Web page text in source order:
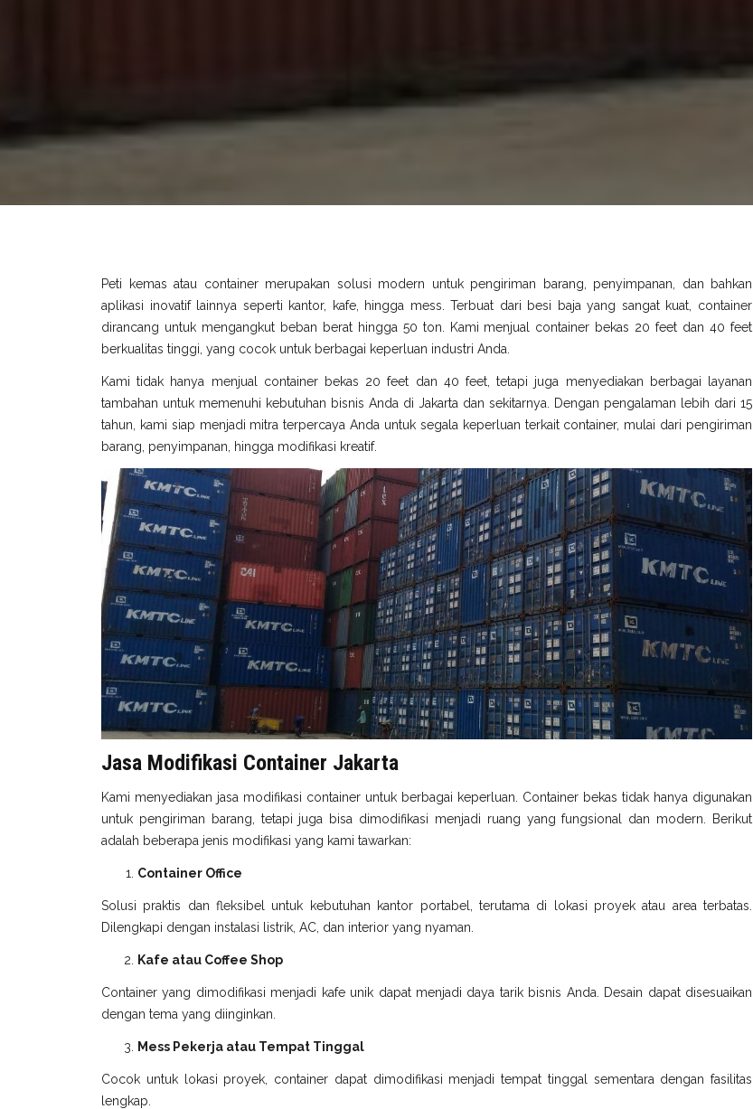
Peti kemas atau container merupakan solusi modern untuk pengiriman barang, penyimpanan, dan bahkan
aplikasi inovatif lainnya seperti kantor, kafe, hingga mess. Terbuat dari besi baja yang sangat kuat, container
dirancang untuk mengangkut beban berat hingga 50 ton. Kami menjual container bekas 20 feet dan 40 feet
berkualitas tinggi, yang cocok untuk berbagai keperluan industri Anda.
Kami tidak hanya menjual container bekas 20 feet dan 40 feet, tetapi juga menyediakan berbagai layanan
tambahan untuk memenuhi kebutuhan bisnis Anda di Jakarta dan sekitarnya. Dengan pengalaman lebih dari 15
tahun, kami siap menjadi mitra terpercaya Anda untuk segala keperluan terkait container, mulai dari pengiriman
barang, penyimpanan, hingga modifikasi kreatif.
Jasa Modifikasi Container Jakarta
Kami menyediakan jasa modifikasi container untuk berbagai keperluan. Container bekas tidak hanya digunakan
untuk pengiriman barang, tetapi juga bisa dimodifikasi menjadi ruang yang fungsional dan modern. Berikut
adalah beberapa jenis modifikasi yang kami tawarkan:
Container Office
Solusi praktis dan fleksibel untuk kebutuhan kantor portabel, terutama di lokasi proyek atau area terbatas.
Dilengkapi dengan instalasi listrik, AC, dan interior yang nyaman.
Kafe atau Coffee Shop
Container yang dimodifikasi menjadi kafe unik dapat menjadi daya tarik bisnis Anda. Desain dapat disesuaikan
dengan tema yang diinginkan.
Mess Pekerja atau Tempat Tinggal
Cocok untuk lokasi proyek, container dapat dimodifikasi menjadi tempat tinggal sementara dengan fasilitas
lengkap.